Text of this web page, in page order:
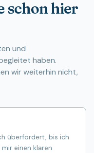
schon hier
und
haben.
wir weiterhin nicht,
überfordert, bis ich
einen klaren